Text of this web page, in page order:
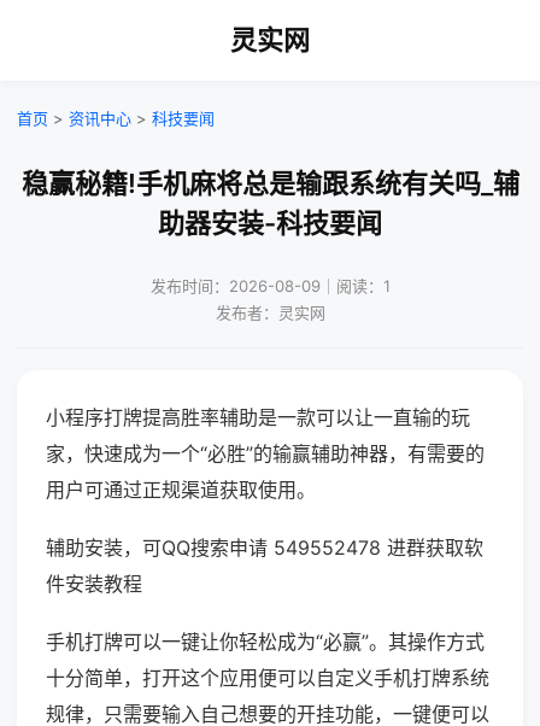
灵实网
首页 > 资讯中心 > 科技要闻
稳赢秘籍!手机麻将总是输跟系统有关吗_辅
助器安装-科技要闻
发布时间：2026-08-09｜阅读：1
发布者：灵实网
小程序打牌提高胜率辅助是一款可以让一直输的玩
家，快速成为一个“必胜”的输赢辅助神器，有需要的
用户可通过正规渠道获取使用。
辅助安装，可QQ搜索申请 549552478 进群获取软
件安装教程
手机打牌可以一键让你轻松成为“必赢”。其操作方式
十分简单，打开这个应用便可以自定义手机打牌系统
规律，只需要输入自己想要的开挂功能，一键便可以